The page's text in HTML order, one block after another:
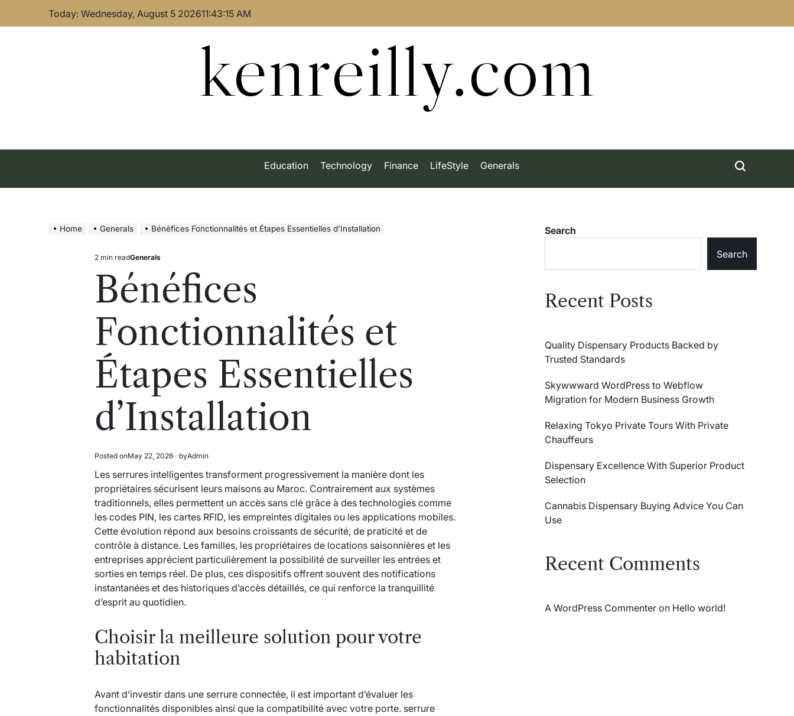
Today: Wednesday, August 5 202611:43:16 AM
kenreilly.com
Education Technology Finance LifeStyle Generals
Home Generals Bénéfices Fonctionnalités et Étapes Essentielles d’Installation
Estimated
2 min readPosted
in
Generals
Bénéfices
Fonctionnalités et
Étapes Essentielles
d’Installation
Posted onMay 22, 2026 byAdmin
Les serrures intelligentes transforment progressivement la manière dont les
propriétaires sécurisent leurs maisons au Maroc. Contrairement aux systèmes
traditionnels, elles permettent un accès sans clé grâce à des technologies comme
les codes PIN, les cartes RFID, les empreintes digitales ou les applications mobiles.
Cette évolution répond aux besoins croissants de sécurité, de praticité et de
contrôle à distance. Les familles, les propriétaires de locations saisonnières et les
entreprises apprécient particulièrement la possibilité de surveiller les entrées et
sorties en temps réel. De plus, ces dispositifs offrent souvent des notifications
instantanées et des historiques d’accès détaillés, ce qui renforce la tranquillité
d’esprit au quotidien.
Choisir la meilleure solution pour votre
habitation
Avant d’investir dans une serrure connectée, il est important d’évaluer les
fonctionnalités disponibles ainsi que la compatibilité avec votre porte. serrure
Search
Search
Recent Posts
Quality Dispensary Products Backed by
Trusted Standards
Skywwward WordPress to Webflow
Migration for Modern Business Growth
Relaxing Tokyo Private Tours With Private
Chauffeurs
Dispensary Excellence With Superior Product
Selection
Cannabis Dispensary Buying Advice You Can
Use
Recent Comments
A WordPress Commenter on Hello world!